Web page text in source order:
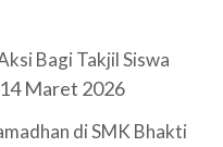
Bagi Takjil Siswa
14 Maret 2026
di SMK Bhakti